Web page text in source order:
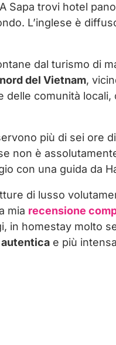
Sapa trovi hotel
L’inglese è
dal turismo di
del Vietnam,
delle comunità
più di sei ore
non è
con una guida da
di lusso
mia recensione
in homestay molto
autentica e più